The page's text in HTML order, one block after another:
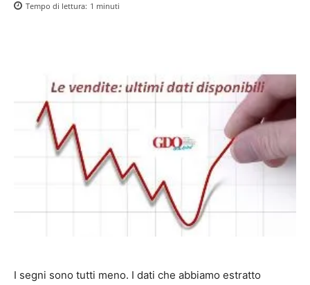
Tempo di lettura: 1 minuti
I segni sono tutti meno. I dati che abbiamo estratto